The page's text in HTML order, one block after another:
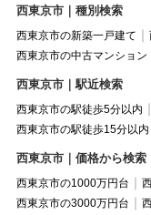
西東京市｜種別検索
西東京市の新築一戸建て
西東京市の中古マンション
西東京市｜駅近検索
西東京市の駅徒歩5分以内
西東京市の駅徒歩15分以内
西東京市｜価格から検索
西東京市の1000万円台
西東京市の3000万円台